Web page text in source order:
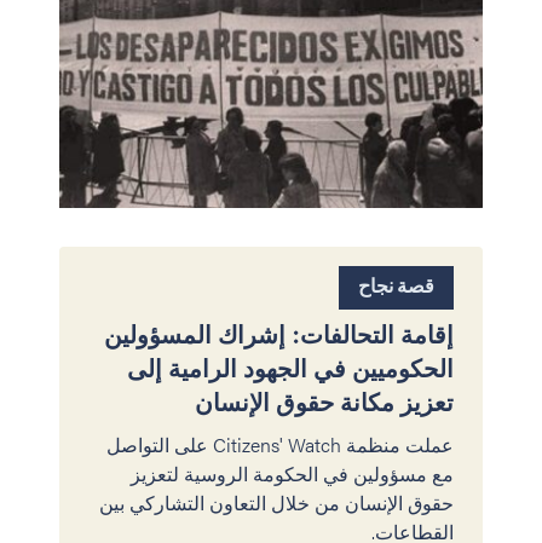
قصة نجاح
إقامة التحالفات: إشراك المسؤولين
الحكوميين في الجهود الرامية إلى
تعزيز مكانة حقوق الإنسان
عملت منظمة Citizens' Watch على التواصل
مع مسؤولين في الحكومة الروسية لتعزيز
حقوق الإنسان من خلال التعاون التشاركي بين
القطاعات.